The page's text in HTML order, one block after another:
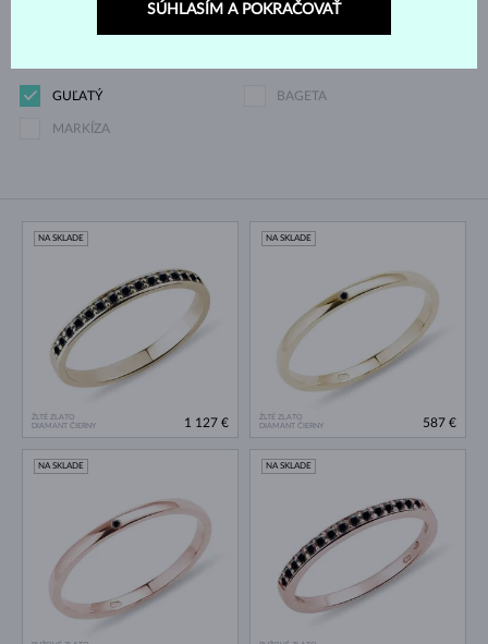
GUĽATÝ BAGETA
MARKÍZA
ŽLTÉ ZLATO
DIAMANT ČIERNY
NA SKLADE
1 127 €
ŽLTÉ ZLATO
DIAMANT ČIERNY
NA SKLADE
587 €
NA SKLADE NA SKLADE
SÚHLASÍM A POKRAČOVAŤ